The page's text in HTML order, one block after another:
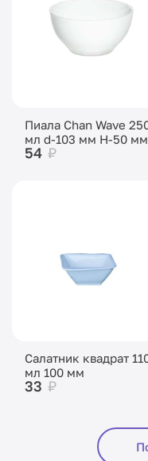
Пиала Chan Wave
мл d-103 мм Н-50 мм
54 ₽
Салатник квадрат
мл 100 мм
33 ₽